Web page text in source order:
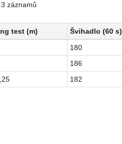
záznamů
test (m) Švihadlo (60 s)
test (m) Švihadlo (60 s)
180
186
182